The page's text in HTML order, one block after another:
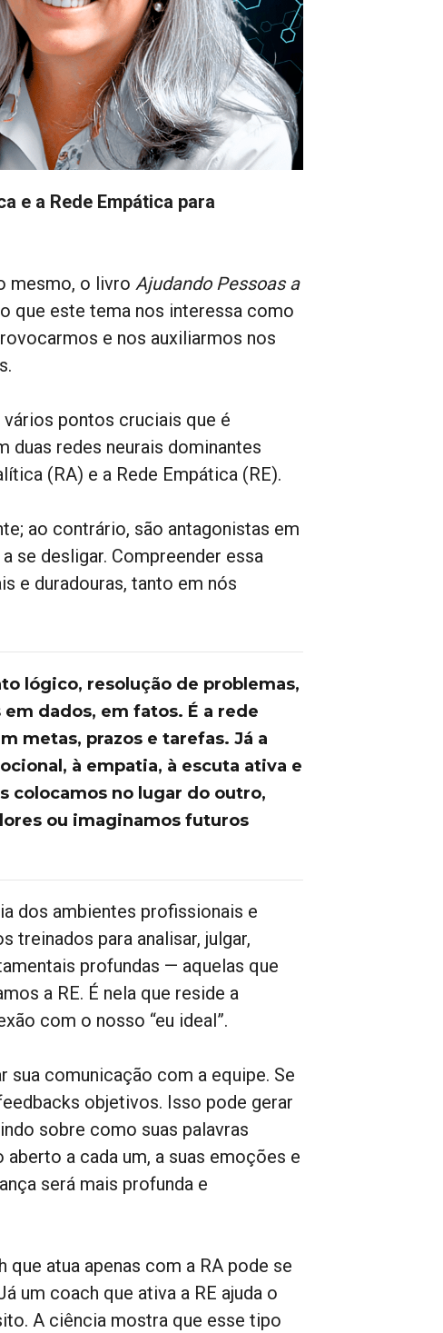
e a Rede Empática para
mesmo, o livro Ajudando Pessoas a
que este tema nos interessa como
e nos auxiliarmos nos
pontos cruciais que é
duas redes neurais dominantes
(RA) e a Rede Empática (RE).
ao contrário, são antagonistas em
se desligar. Compreender essa
e duradouras, tanto em nós
lógico, resolução de problemas,
dados, em fatos. É a rede
metas, prazos e tarefas. Já a
à empatia, à escuta ativa e
colocamos no lugar do outro,
ou imaginamos futuros
dos ambientes profissionais e
treinados para analisar, julgar,
profundas — aquelas que
a RE. É nela que reside a
com o nosso “eu ideal”.
sua comunicação com a equipe. Se
objetivos. Isso pode gerar
sobre como suas palavras
a cada um, a suas emoções e
será mais profunda e
atua apenas com a RA pode se
um coach que ativa a RE ajuda o
A ciência mostra que esse tipo